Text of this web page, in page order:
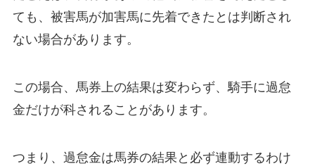
ても、被害馬が加害馬に先着できたとは判断され
ない場合があります。
この場合、馬券上の結果は変わらず、騎手に過怠
金だけが科されることがあります。
つまり、過怠金は馬券の結果と必ず連動するわけ